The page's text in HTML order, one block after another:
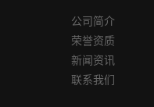
公司简介
荣誉资质
新闻资讯
联系我们